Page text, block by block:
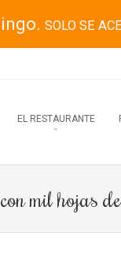
EL RESTAURANTE
mil hojas
SOLO SE